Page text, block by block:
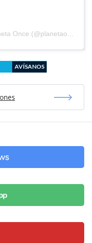
Una publicación compartida de Planeta Once (@planetaoncefem)
AVÍSANOS